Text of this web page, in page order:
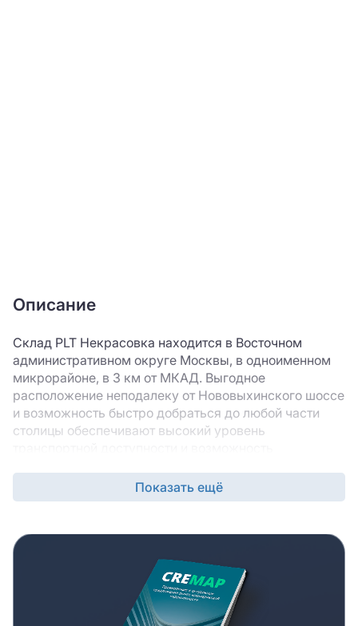
Описание
Склад PLT Некрасовка находится в Восточном
административном округе Москвы, в одноименном
микрорайоне, в 3 км от МКАД. Выгодное
расположение неподалеку от Нововыхинского шоссе
и возможность быстро добраться до любой части
столицы обеспечивают высокий уровень
перевозке грузов. Неподалеку есть остановки
наземного общественного транспорта, на котором за
метрополитена «Лермонтовский проспект».
Общая площадь склада PLT Некрасовка,
построенного в 2015 году, составляет порядка 18 000
, из которых около 2 000 м2предусмотрено для
аренды офисных помещений. Комплекс, состоящий
Показать ещё